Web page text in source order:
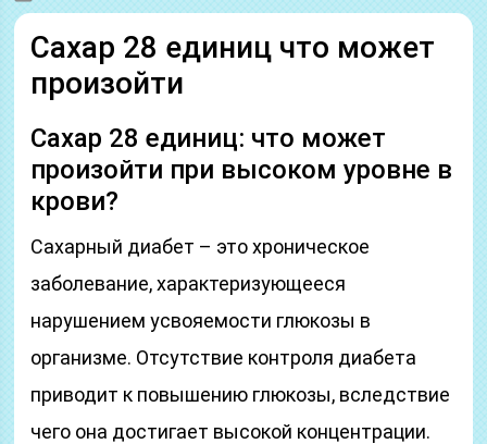
Сахар 28 единиц что может
произойти
Сахар 28 единиц: что может
произойти при высоком уровне в
крови?
Сахарный диабет – это хроническое
заболевание, характеризующееся
нарушением усвояемости глюкозы в
организме. Отсутствие контроля диабета
приводит к повышению глюкозы, вследствие
чего она достигает высокой концентрации.